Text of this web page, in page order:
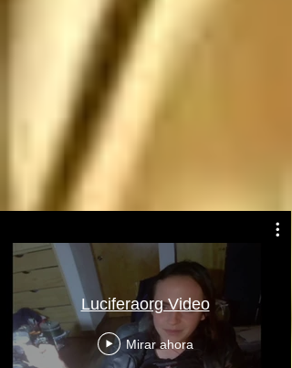
Luciferaorg Video
Mirar ahora